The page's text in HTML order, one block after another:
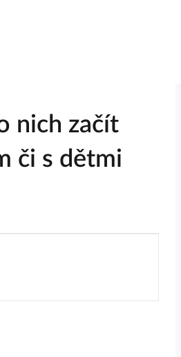
nich začít
či s dětmi